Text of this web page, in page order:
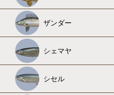
ザンダー
シェマヤ
シセル